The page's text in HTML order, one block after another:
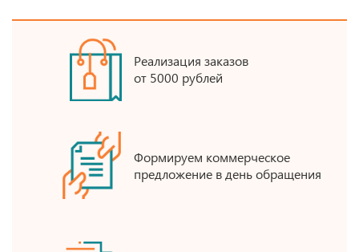
Реализация заказов
от 5000 рублей
Формируем коммерческое
предложение в день обращения